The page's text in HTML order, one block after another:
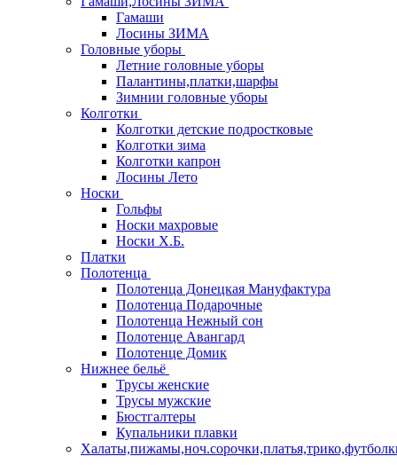
Гамаши
Лосины ЗИМА
Головные уборы
Летние головные уборы
Палантины,платки,шарфы
Зимнии головные уборы
Колготки
Колготки детские подростковые
Колготки зима
Колготки капрон
Лосины Лето
Носки
Гольфы
Носки махровые
Носки Х.Б.
Платки
Полотенца
Полотенца Донецкая Мануфактура
Полотенца Подарочные
Полотенца Нежный сон
Полотенце Авангард
Полотенце Домик
Нижнее бельё
Трусы женские
Трусы мужские
Бюстгалтеры
Купальники плавки